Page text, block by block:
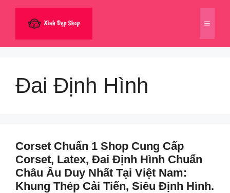
dung
Menu
Đai Định Hình
Corset Chuẩn 1 Shop Cung Cấp
Corset, Latex, Đai Định Hình Chuẩn
Châu Âu Duy Nhất Tại Việt Nam:
Khung Thép Cải Tiến, Siêu Định Hình.